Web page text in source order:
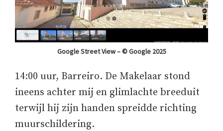
Google Street View – © Google 2025
14:00 uur, Barreiro. De Makelaar stond
ineens achter mij en glimlachte breeduit
terwijl hij zijn handen spreidde richting
muurschildering.